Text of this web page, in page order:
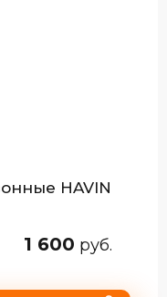
HAVIN
1 600 руб.